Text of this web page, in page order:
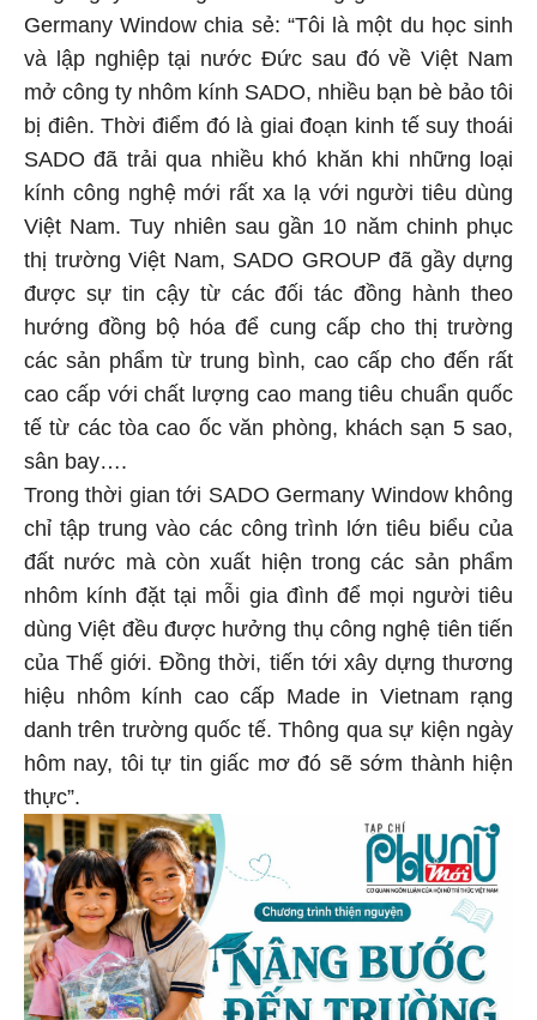
Germany Window chia sẻ: “Tôi là một du học sinh
và lập nghiệp tại nước Đức sau đó về Việt Nam
mở công ty nhôm kính SADO, nhiều bạn bè bảo tôi
bị điên. Thời điểm đó là giai đoạn kinh tế suy thoái
SADO đã trải qua nhiều khó khăn khi những loại
kính công nghệ mới rất xa lạ với người tiêu dùng
Việt Nam. Tuy nhiên sau gần 10 năm chinh phục
thị trường Việt Nam, SADO GROUP đã gầy dựng
được sự tin cậy từ các đối tác đồng hành theo
hướng đồng bộ hóa để cung cấp cho thị trường
các sản phẩm từ trung bình, cao cấp cho đến rất
cao cấp với chất lượng cao mang tiêu chuẩn quốc
tế từ các tòa cao ốc văn phòng, khách sạn 5 sao,
sân bay….
Trong thời gian tới SADO Germany Window không
chỉ tập trung vào các công trình lớn tiêu biểu của
đất nước mà còn xuất hiện trong các sản phẩm
nhôm kính đặt tại mỗi gia đình để mọi người tiêu
dùng Việt đều được hưởng thụ công nghệ tiên tiến
của Thế giới. Đồng thời, tiến tới xây dựng thương
hiệu nhôm kính cao cấp Made in Vietnam rạng
danh trên trường quốc tế. Thông qua sự kiện ngày
hôm nay, tôi tự tin giấc mơ đó sẽ sớm thành hiện
thực”.